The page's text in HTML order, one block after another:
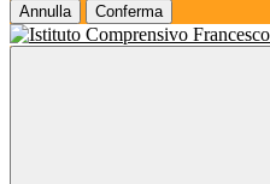
Annulla Conferma